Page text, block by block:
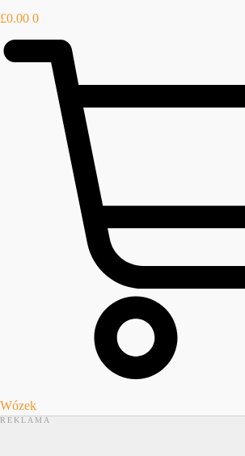
£0.00 0
Wózek